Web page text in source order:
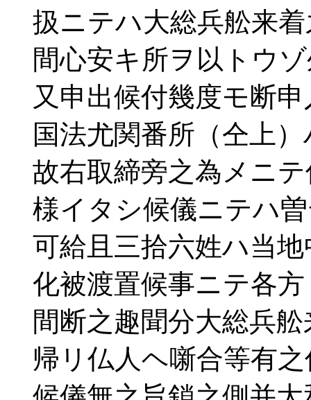
扱ニテハ大総兵舩来着
間心安キ所ヲ以トウ
又申出候付幾度モ断申
国法尤関番所（仝上）
故右取締旁之為メニ
様イタシ候儀ニテハ
可給且三拾六姓ハ当地
化被渡置候事ニテ各方
間断之趣聞分大総兵舩
帰リ仏人ヘ噺合等有之